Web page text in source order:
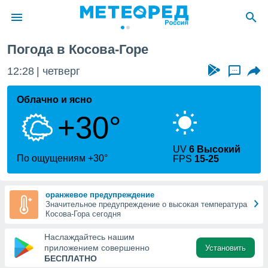
о
Вы можете
к этому
доступ
Погода в Косова-Горе
12:28 четверг ...
Облачно и ясно
+30°
По ощущениям +30°
UV6 Высокий
FPS 15-25
оранжевое предупреждение
Значительное предупреждение о высокая температура
Косова-Гора сегодня
Наслаждайтесь нашим
приложением совершенно
БЕСПЛАТНО
Установить